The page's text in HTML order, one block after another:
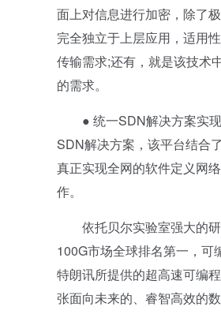
面上对信息进行加密，除了
完全独立于上层应用，适用
传输需求;还有，就是该技术
的需求。
● 统一SDN解决方案实现
SDN解决方案，该平台结合
真正实现全网的软件定义网
作。
依托贝尔实验室强大的研
100G市场全球排名第一，
特朗讯所提供的超高速可编
张面向未来的、睿智高效的